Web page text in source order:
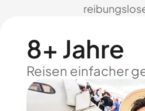
8+ Jahre
Reisen einfacher